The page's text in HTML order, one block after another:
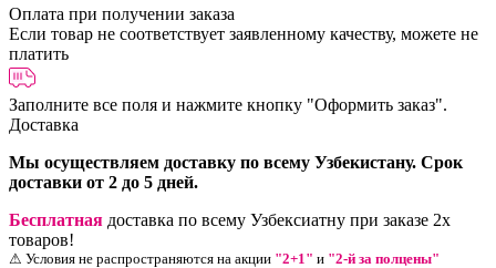
Оплата при получении заказа
Если товар не соответствует заявленному качеству, можете не
платить
Заполните все поля и нажмите кнопку "Оформить заказ".
Доставка
Мы осуществляем доставку по всему Узбекистану. Срок
доставки от 2 до 5 дней.
Бесплатная доставка по всему Узбексиатну при заказе 2х
товаров!
⚠ Условия не распространяются на акции "2+1" и "2-й за полцены"